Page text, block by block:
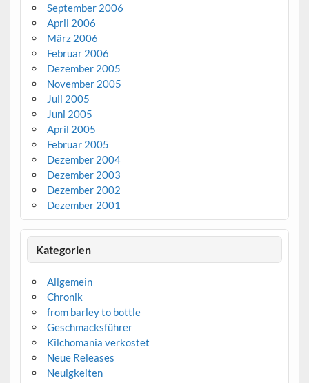
September 2006
April 2006
März 2006
Februar 2006
Dezember 2005
November 2005
Juli 2005
Juni 2005
April 2005
Februar 2005
Dezember 2004
Dezember 2003
Dezember 2002
Dezember 2001
Kategorien
Allgemein
Chronik
from barley to bottle
Geschmacksführer
Kilchomania verkostet
Neue Releases
Neuigkeiten